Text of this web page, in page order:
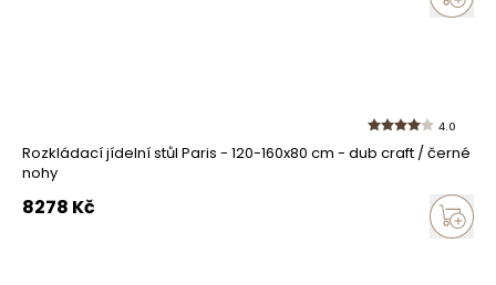
4.0
Rozkládací jídelní stůl Paris - 120-160x80 cm - dub craft / černé
nohy
8278 Kč